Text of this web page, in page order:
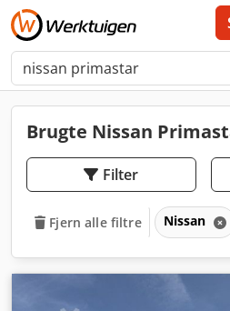
Brugte Nissan
Filter
Fjern alle filtre Nissan